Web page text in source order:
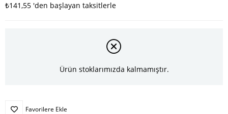
₺141,55 'den başlayan taksitlerle
Ürün stoklarımızda kalmamıştır.
Favorilere Ekle